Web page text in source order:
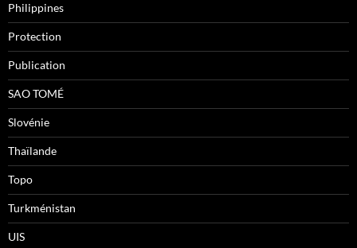
Philippines
Protection
Publication
SAO TOMÉ
Slovénie
Thaïlande
Topo
Turkménistan
UIS